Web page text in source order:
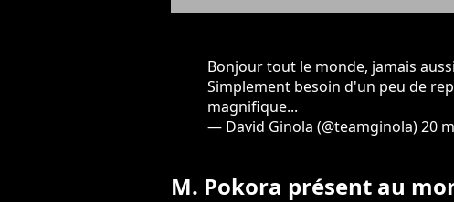
Bonjour tout le monde, jamais
Simplement besoin d'un peu de
magnifique...
— David Ginola (@teamginola)20
M. Pokora présent au